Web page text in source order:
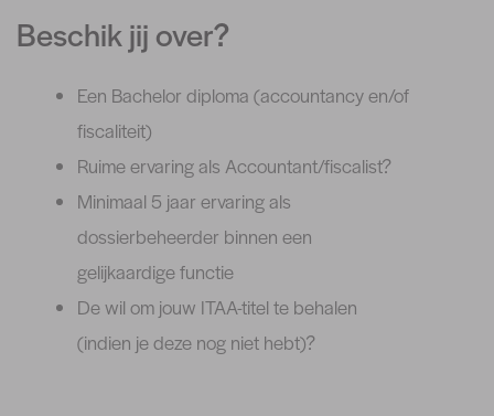
Beschik jij over?
Een Bachelor diploma (accountancy en/of
fiscaliteit)
Ruime ervaring als Accountant/fiscalist?
Minimaal 5 jaar ervaring als
dossierbeheerder binnen een
gelijkaardige functie
De wil om jouw ITAA-titel te behalen
(indien je deze nog niet hebt)?